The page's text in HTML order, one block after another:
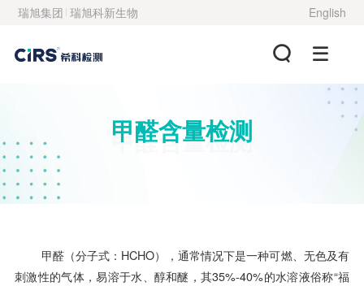
瑞旭集团 瑞旭科新生物 English
甲醛含量检测
甲醛含量检测
甲醛（分子式：HCHO），通常情况下是一种可燃、无色及有
刺激性的气体，易溶于水、醇和醚，其35%-40%的水溶液俗称“福